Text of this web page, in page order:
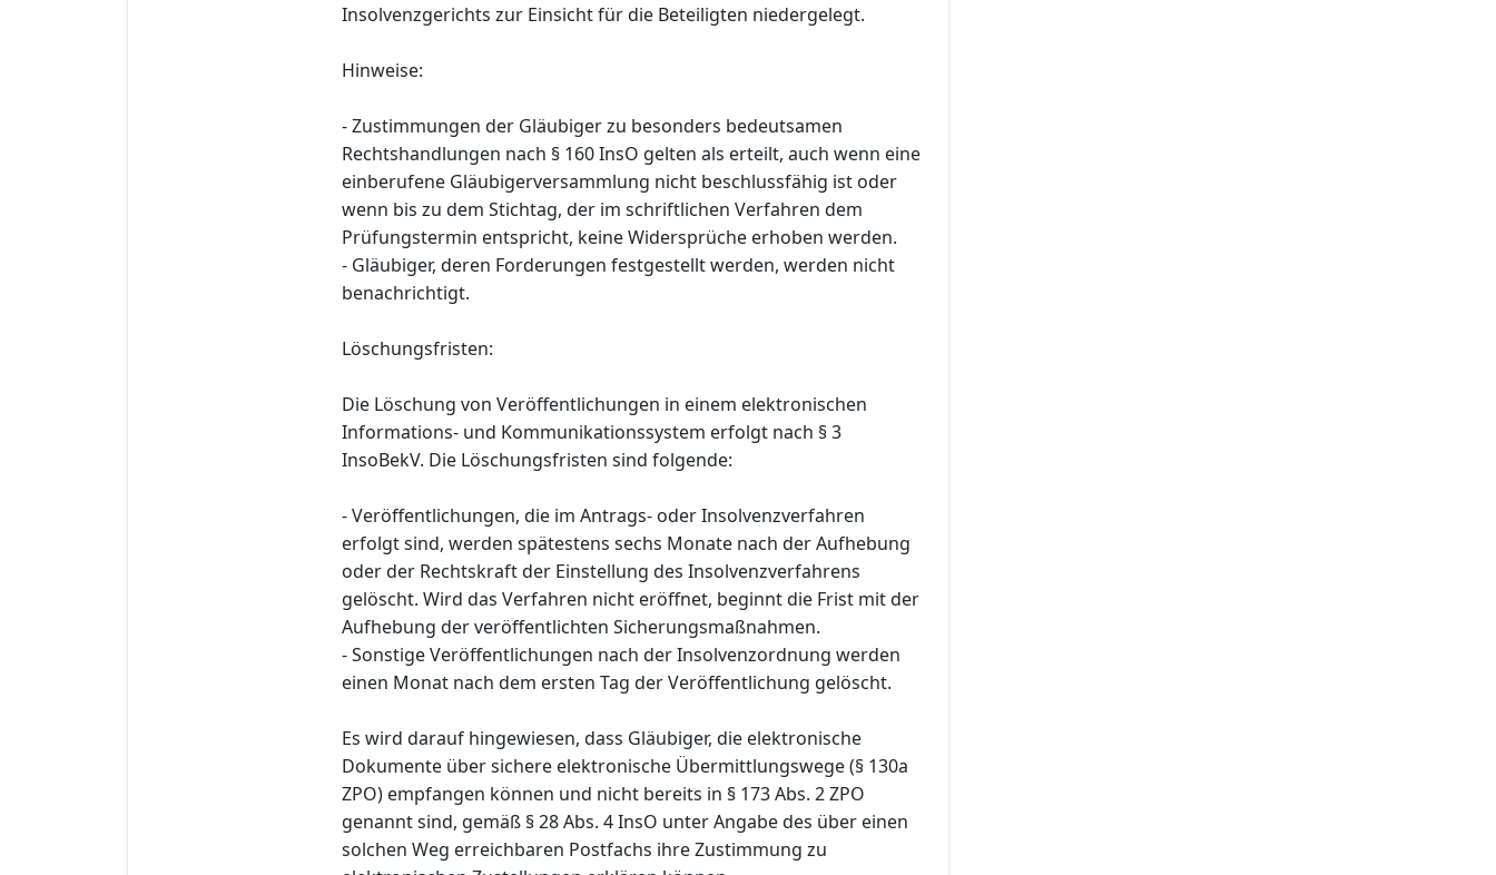
Insolvenzgerichts zur Einsicht für die Beteiligten niedergelegt.
Hinweise:
- Zustimmungen der Gläubiger zu besonders bedeutsamen
Rechtshandlungen nach § 160 InsO gelten als erteilt, auch wenn eine
einberufene Gläubigerversammlung nicht beschlussfähig ist oder
wenn bis zu dem Stichtag, der im schriftlichen Verfahren dem
Prüfungstermin entspricht, keine Widersprüche erhoben werden.
- Gläubiger, deren Forderungen festgestellt werden, werden nicht
benachrichtigt.
Löschungsfristen:
Die Löschung von Veröffentlichungen in einem elektronischen
Informations- und Kommunikationssystem erfolgt nach § 3
InsoBekV. Die Löschungsfristen sind folgende:
- Veröffentlichungen, die im Antrags- oder Insolvenzverfahren
erfolgt sind, werden spätestens sechs Monate nach der Aufhebung
oder der Rechtskraft der Einstellung des Insolvenzverfahrens
gelöscht. Wird das Verfahren nicht eröffnet, beginnt die Frist mit der
Aufhebung der veröffentlichten Sicherungsmaßnahmen.
- Sonstige Veröffentlichungen nach der Insolvenzordnung werden
einen Monat nach dem ersten Tag der Veröffentlichung gelöscht.
Es wird darauf hingewiesen, dass Gläubiger, die elektronische
Dokumente über sichere elektronische Übermittlungswege (§ 130a
ZPO) empfangen können und nicht bereits in § 173 Abs. 2 ZPO
genannt sind, gemäß § 28 Abs. 4 InsO unter Angabe des über einen
solchen Weg erreichbaren Postfachs ihre Zustimmung zu